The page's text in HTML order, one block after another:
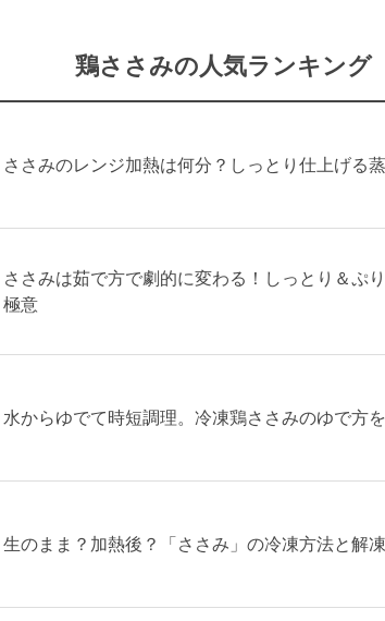
鶏ささみの人気ランキング
ささみのレンジ加熱は何分？しっとり仕上げる
ささみは茹で方で劇的に変わる！しっとり＆ぷ
極意
水からゆでて時短調理。冷凍鶏ささみのゆで方
生のまま？加熱後？「ささみ」の冷凍方法と解